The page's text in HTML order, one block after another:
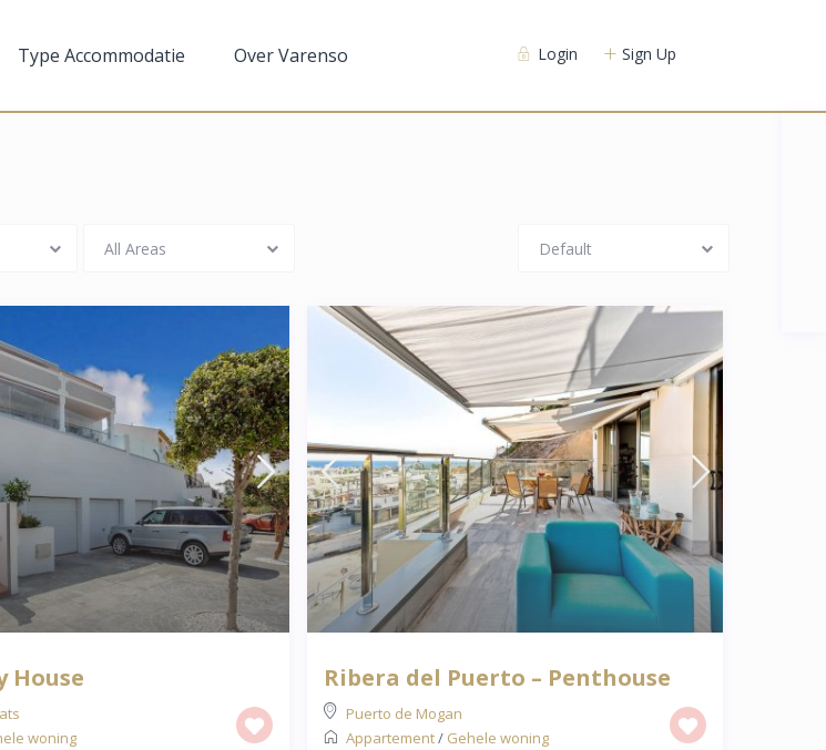
Login Sign Up
Type Accommodatie Over Varenso
All Areas Default
House
woning
Ribera del Puerto – Penthouse
Puerto de Mogan
Appartement/ Gehele woning